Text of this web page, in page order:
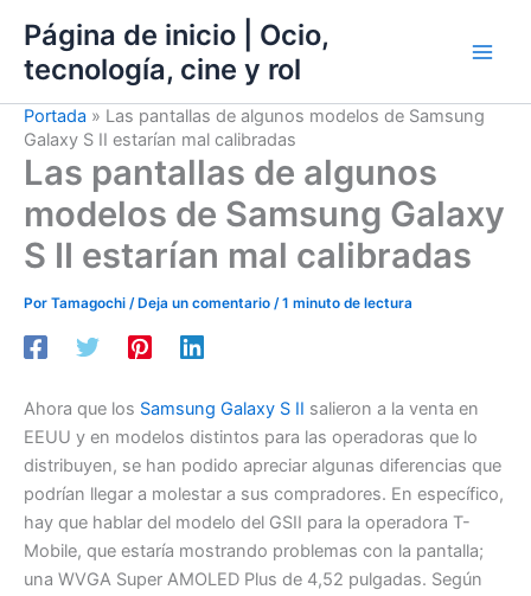
contenido
Página de inicio | Ocio,
tecnología, cine y rol
Portada » Las pantallas de algunos modelos de Samsung
Galaxy S II estarían mal calibradas
Las pantallas de algunos
modelos de Samsung Galaxy
S II estarían mal calibradas
Por Tamagochi / Deja un comentario /1 minuto de lectura
Ahora que los Samsung Galaxy S II salieron a la venta en
EEUU y en modelos distintos para las operadoras que lo
distribuyen, se han podido apreciar algunas diferencias que
podrían llegar a molestar a sus compradores. En específico,
hay que hablar del modelo del GSII para la operadora T-
Mobile, que estaría mostrando problemas con la pantalla;
una WVGA Super AMOLED Plus de 4,52 pulgadas. Según